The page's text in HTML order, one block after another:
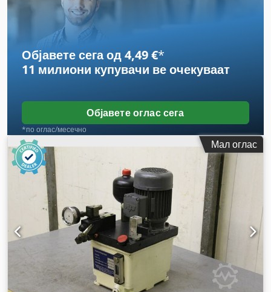
Објавете сега од 4,49 €*
11 милиони купувачи ве очекуваат
Објавете оглас сега
*по оглас/месечно
Мал оглас